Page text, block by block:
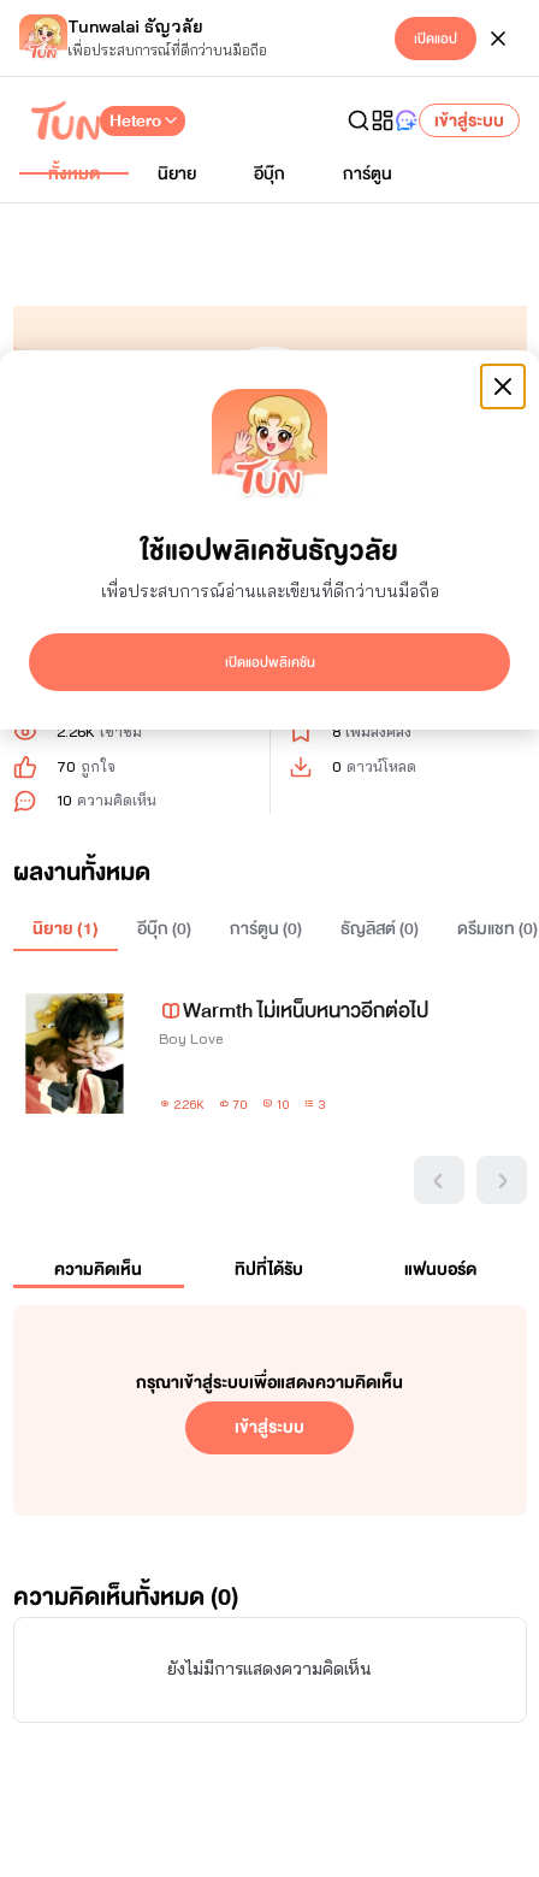
Tunwalai ธัญวลัย
เพื่อประสบการณ์ที่ดีกว่าบนมือถือ เปิดแอป
ใช้แอปพลิเคชันธัญวลัย
เพื่อประสบการณ์อ่านและเขียนที่ดีกว่าบนมือถือ
เปิดแอปพลิเคชัน
Hetero
เข้าสู่ระบบ
ทั้งหมด
นิยาย อีบุ๊ก การ์ตูน
อัจจี้
ผู้ติดตาม กำลังติดตาม
ติดตาม
2.26K เข้าชม
70 ถูกใจ
10 ความคิดเห็น
8 เพิ่มลงคลัง
0 ดาวน์โหลด
ผลงานทั้งหมด
นิยาย (1) อีบุ๊ก (0) การ์ตูน (0) ธัญลิสต์ (0) ดรีมแชท (0)
Warmth ไม่เหน็บหนาวอีกต่อไป
Boy Love
2.26K 70 10 3
ความคิดเห็น ทิปที่ได้รับ แฟนบอร์ด
กรุณาเข้าสู่ระบบเพื่อแสดงความคิดเห็น
เข้าสู่ระบบ
ความคิดเห็นทั้งหมด (0)
ยังไม่มีการแสดงความคิดเห็น